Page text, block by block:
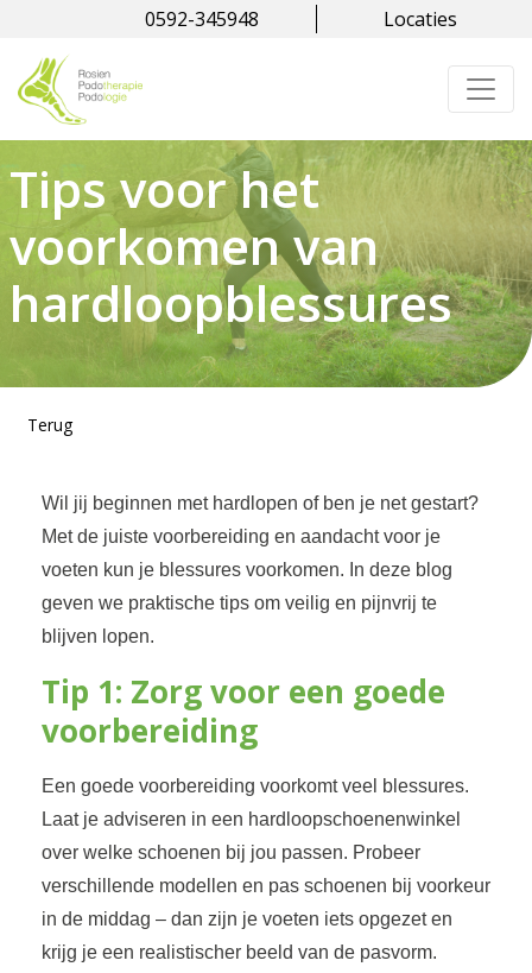
0592-345948 Locaties
Tips voor het
voorkomen van
hardloopblessures
Terug
Wil jij beginnen met hardlopen of ben je net gestart?
Met de juiste voorbereiding en aandacht voor je
voeten kun je blessures voorkomen. In deze blog
geven we praktische tips om veilig en pijnvrij te
blijven lopen.
Tip 1: Zorg voor een goede
voorbereiding
Een goede voorbereiding voorkomt veel blessures.
Laat je adviseren in een hardloopschoenenwinkel
over welke schoenen bij jou passen. Probeer
verschillende modellen en pas schoenen bij voorkeur
in de middag – dan zijn je voeten iets opgezet en
krijg je een realistischer beeld van de pasvorm.